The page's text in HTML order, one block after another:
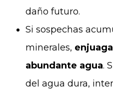
daño futuro.
Si sospechas
minerales,
abundante agua.
del agua dura,